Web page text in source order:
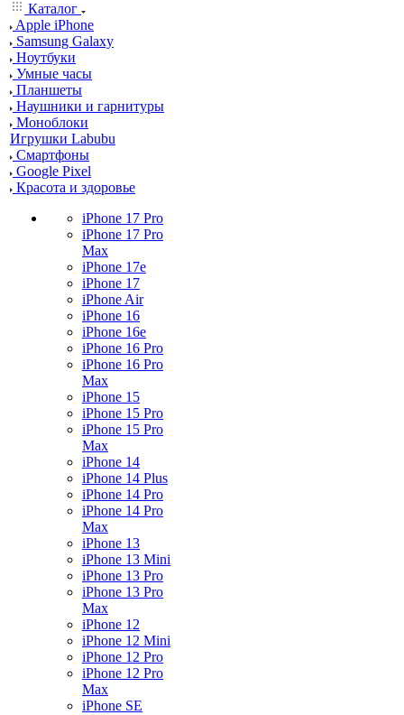
Каталог
Apple iPhone
Samsung Galaxy
Ноутбуки
Умные часы
Планшеты
Наушники и гарнитуры
Моноблоки
Игрушки Labubu
Смартфоны
Google Pixel
Красота и здоровье
iPhone 17 Pro
iPhone 17 Pro
Max
iPhone 17e
iPhone 17
iPhone Air
iPhone 16
iPhone 16e
iPhone 16 Pro
iPhone 16 Pro
Max
iPhone 15
iPhone 15 Pro
iPhone 15 Pro
Max
iPhone 14
iPhone 14 Plus
iPhone 14 Pro
iPhone 14 Pro
Max
iPhone 13
iPhone 13 Mini
iPhone 13 Pro
iPhone 13 Pro
Max
iPhone 12
iPhone 12 Mini
iPhone 12 Pro
iPhone 12 Pro
Max
iPhone SE